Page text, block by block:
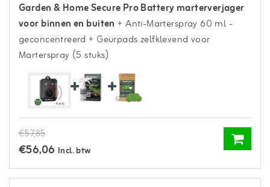
Garden & Home Secure Pro Battery marterverjager
voor binnen en buiten + Anti-Marterspray 60 ml -
geconcentreerd + Geurpads zelfklevend voor
Marterspray (5 stuks)
€57,85
€56,06 Incl. btw